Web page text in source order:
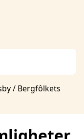
/ Bergfôlkets